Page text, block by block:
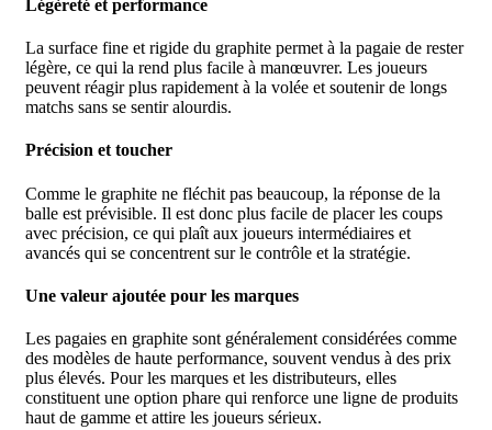
Légèreté et performance
La surface fine et rigide du graphite permet à la pagaie de rester
légère, ce qui la rend plus facile à manœuvrer. Les joueurs
peuvent réagir plus rapidement à la volée et soutenir de longs
matchs sans se sentir alourdis.
Précision et toucher
Comme le graphite ne fléchit pas beaucoup, la réponse de la
balle est prévisible. Il est donc plus facile de placer les coups
avec précision, ce qui plaît aux joueurs intermédiaires et
avancés qui se concentrent sur le contrôle et la stratégie.
Une valeur ajoutée pour les marques
Les pagaies en graphite sont généralement considérées comme
des modèles de haute performance, souvent vendus à des prix
plus élevés. Pour les marques et les distributeurs, elles
constituent une option phare qui renforce une ligne de produits
haut de gamme et attire les joueurs sérieux.